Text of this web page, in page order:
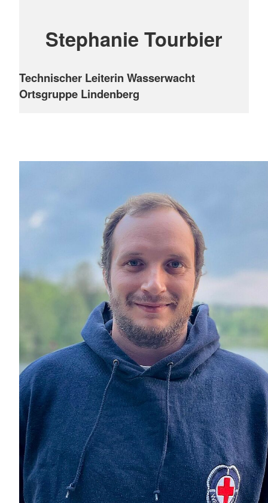
Stephanie Tourbier
Technischer Leiterin Wasserwacht
Ortsgruppe Lindenberg